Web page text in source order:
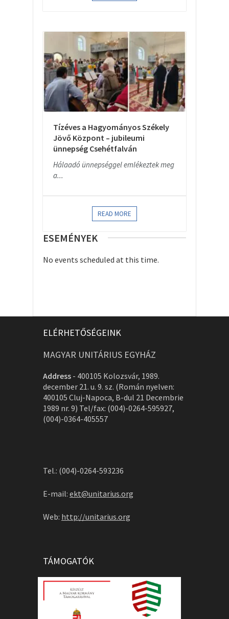
Tízéves a Hagyományos Székely
Jövő Központ – jubileumi
ünnepség Csehétfalván
Hálaadó ünnepséggel emlékeztek meg
a...
READ MORE
ESEMÉNYEK
No events scheduled at this time.
ELÉRHETŐSÉGEINK
MAGYAR UNITÁRIUS EGYHÁZ
Address - 400105 Kolozsvár, 1989.
december 21. u. 9. sz. (Román nyelven:
400105 Cluj-Napoca, B-dul 21 Decembrie
1989 nr. 9) Tel/fax: (004)-0264-595927,
(004)-0364-405557
Tel.: (004)-0264-593236
E-mail: ekt@unitarius.org
Web: http://unitarius.org
TÁMOGATÓK